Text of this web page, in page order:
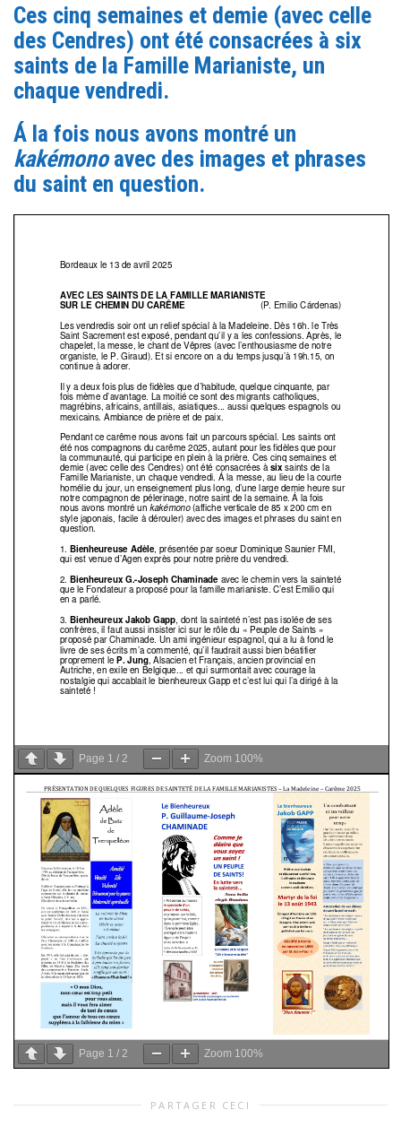
Ces cinq semaines et demie (avec celle
des Cendres) ont été consacrées à six
saints de la Famille Marianiste, un
chaque vendredi.
Á la fois nous avons montré un
kakémonoavec des images et phrases
du saint en question.
Page 1 / 2 Zoom 100%
Page 1 / 2 Zoom 100%
PARTAGER CECI